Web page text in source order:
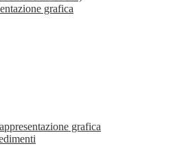
grafica
grafica